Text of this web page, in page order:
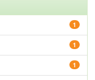
1
1
1